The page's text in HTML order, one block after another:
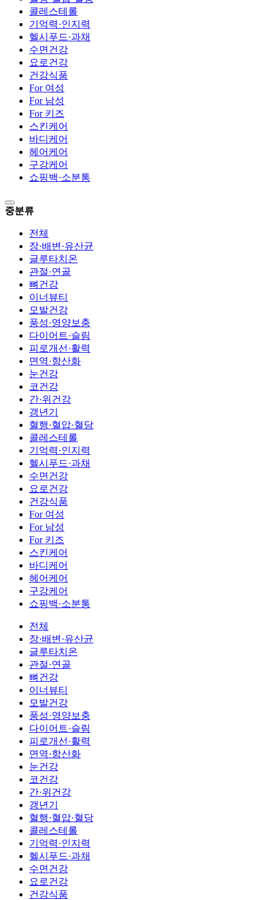
콜레스테롤
기억력·인지력
헬시푸드·과채
수면건강
요로건강
건강식품
For 여성
For 남성
For 키즈
스킨케어
바디케어
헤어케어
구강케어
쇼핑백·소분통
중분류
전체
장·배변·유산균
글루타치온
관절·연골
뼈건강
이너뷰티
모발건강
풍성·영양보충
다이어트·슬림
피로개선·활력
면역·항산화
눈건강
코건강
간·위건강
갱년기
혈행·혈압·혈당
콜레스테롤
기억력·인지력
헬시푸드·과채
수면건강
요로건강
건강식품
For 여성
For 남성
For 키즈
스킨케어
바디케어
헤어케어
구강케어
쇼핑백·소분통
전체
장·배변·유산균
글루타치온
관절·연골
뼈건강
이너뷰티
모발건강
풍성·영양보충
다이어트·슬림
피로개선·활력
면역·항산화
눈건강
코건강
간·위건강
갱년기
혈행·혈압·혈당
콜레스테롤
기억력·인지력
헬시푸드·과채
수면건강
요로건강
건강식품